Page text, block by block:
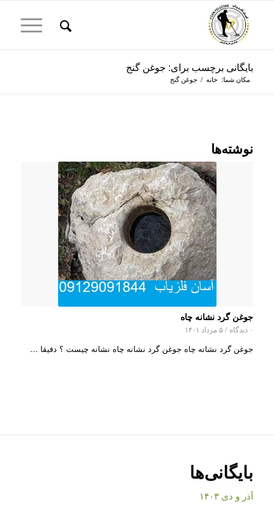
بایگانی برچسب برای: جوغن گنج
مکان شما: خانه / جوغن گنج
نوشته‌ها
جوغن گرد نشانه چاه
۰ دیدگاه / ۵ مرداد ۱۴۰۱
جوغن گرد نشانه چاه جوغن گرد نشانه چاه نشانه چیست ؟ دقیقا …
بایگانی‌ها
آذر و دی ۱۴۰۳